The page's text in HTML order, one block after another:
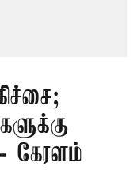
கேரளம்